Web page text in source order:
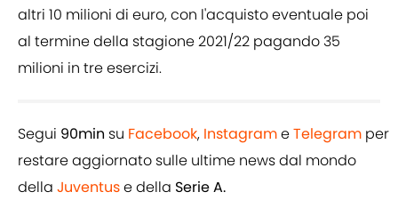
altri 10 milioni di euro, con l'acquisto eventuale poi
al termine della stagione 2021/22 pagando 35
milioni in tre esercizi.
Segui 90min su Facebook, InstagrameTelegram per
restare aggiornato sulle ultime news dal mondo
della Juventuse della Serie A.